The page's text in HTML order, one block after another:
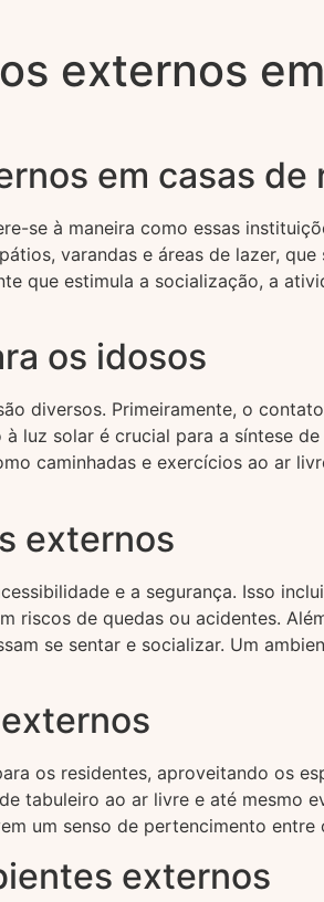
externos
em casas de
se à maneira como essas
varandas e áreas de lazer,
que estimula a socialização, a
os idosos
diversos. Primeiramente, o
luz solar é crucial para a síntese
caminhadas e exercícios ao ar
externos
e a segurança. Isso
riscos de quedas ou acidentes.
se sentar e socializar. Um
os residentes, aproveitando os
tabuleiro ao ar livre e até mesmo
um senso de pertencimento entre
externos